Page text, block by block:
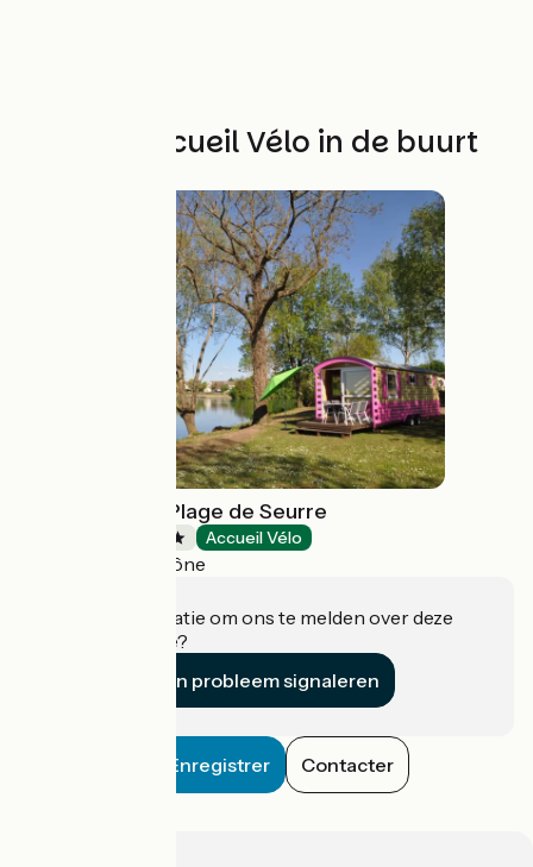
Andere Accueil Vélo in de buurt
Camping de la Plage de Seurre
Accueil Vélo
Pouilly-sur-Saône
Heeft u informatie om ons te melden over deze
accommodatie?
Een probleem signaleren
Enregistrer Contacter